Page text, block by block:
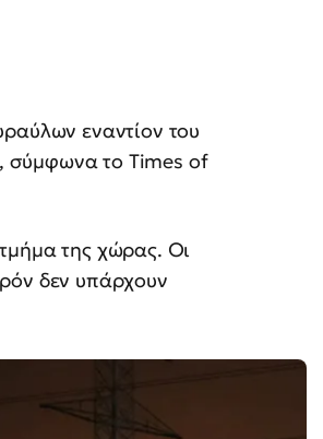
εναντίον του
σύμφωνα το Times of
της χώρας. Οι
δεν υπάρχουν